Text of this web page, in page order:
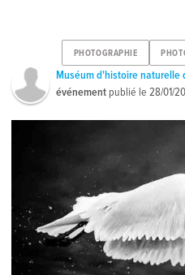
PHOTOGRAPHIE
Muséum d'histoire naturelle
événement publié le28/01/